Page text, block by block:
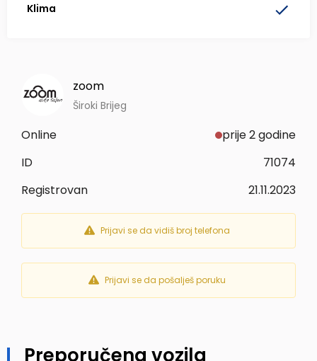
Klima
zoom
Široki Brijeg
Online
prije 2 godine
ID
71074
Registrovan
21.11.2023
Prijavi se da vidiš broj telefona
Prijavi se da pošalješ poruku
Preporučena vozila